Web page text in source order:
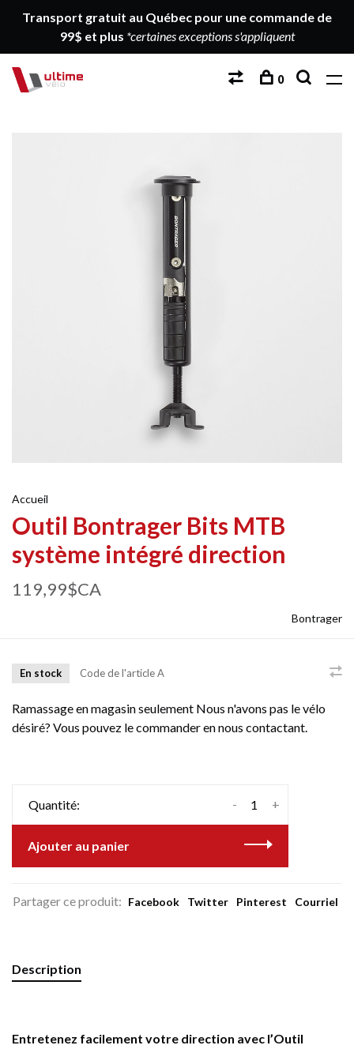
Transport gratuit au Québec pour une commande de
99$ et plus *certaines exceptions s'appliquent
0
Accueil
Outil Bontrager Bits MTB
système intégré direction
119,99$CA
Bontrager
En stock Code de l'articleA
Ramassage en magasin seulement Nous n'avons pas le vélo
désiré? Vous pouvez le commander en nous contactant.
Quantité: +
-
Ajouter au panier
Partager ce produit: Facebook Twitter Pinterest Courriel
Description
Entretenez facilement votre direction avec l’Outil